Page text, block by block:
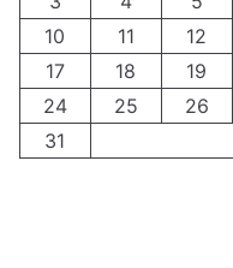
10
11 12
17
18 19
24
25 26
31